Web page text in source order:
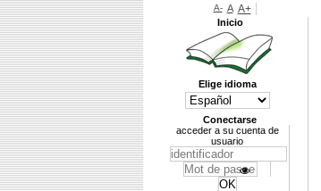
A- A A+
Inicio
Elige idioma
Conectarse
acceder a su cuenta de
usuario